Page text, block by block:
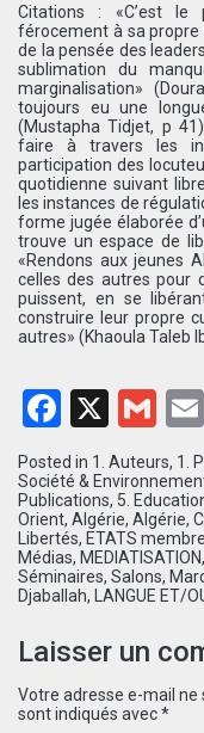
Citations : «C’est le
férocement à sa propre
de la pensée des
sublimation du
marginalisation»
toujours eu une
(Mustapha Tidjet, p
faire à travers les
participation des
quotidienne suivant
les instances de
forme jugée élaborée
trouve un espace de
«Rendons aux jeunes
celles des autres pour
puissent, en se
construire leur propre
autres» (Khaoula Taleb
X
Posted in 1. Auteurs, 1.
Société &
Publications, 5.
Orient, Algérie, Algérie,
Libertés, ETATS
Médias, MEDIATISATION,
Séminaires, Salons,
Djaballah, LANGUE ET/
Laisser un
Votre adresse e-mail ne
sont indiqués avec*